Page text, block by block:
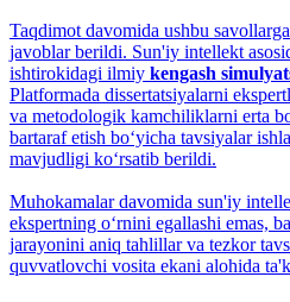
Taqdimot davomida ushbu
javoblar berildi. Sun'iy intellekt
ishtirokidagi ilmiy kengash
Platformada dissertatsiyalarni
va metodologik kamchiliklarni erta
bartaraf etish bo‘yicha tavsiyalar
mavjudligi ko‘rsatib berildi.
Muhokamalar davomida sun'iy
ekspertning o‘rnini egallashi emas,
jarayonini aniq tahlillar va tezkor
quvvatlovchi vosita ekani alohida